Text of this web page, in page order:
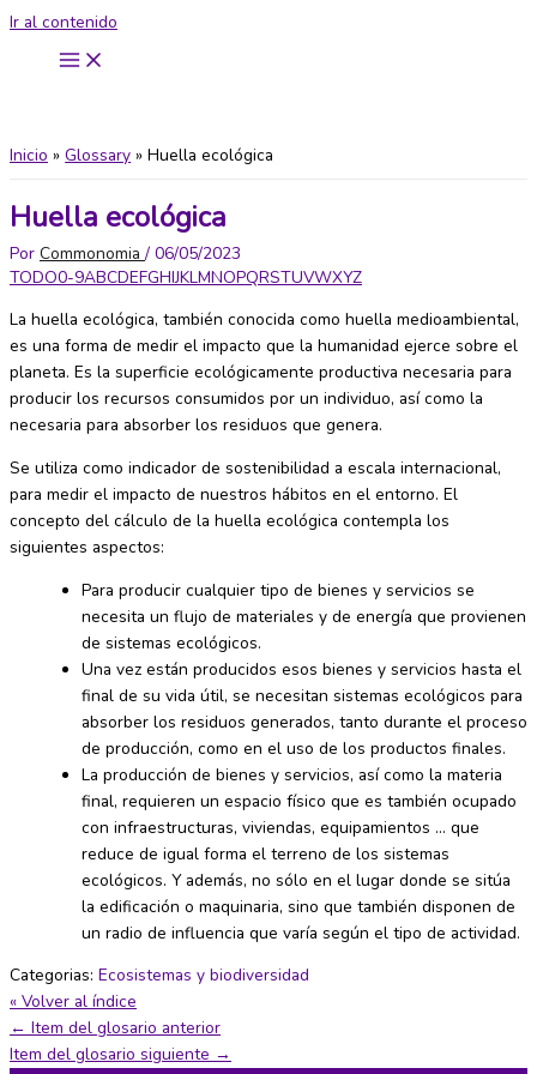
Ir al contenido
Inicio Glossary Huella ecológica
Huella ecológica
Por Commonomia / 06/05/2023
TODO0-9ABCDEFGHIJKLMNOPQRSTUVWXYZ
La huella ecológica, también conocida como huella medioambiental,
es una forma de medir el impacto que la humanidad ejerce sobre el
planeta. Es la superficie ecológicamente productiva necesaria para
producir los recursos consumidos por un individuo, así como la
necesaria para absorber los residuos que genera.
Se utiliza como indicador de sostenibilidad a escala internacional,
para medir el impacto de nuestros hábitos en el entorno. El
concepto del cálculo de la huella ecológica contempla los
siguientes aspectos:
Para producir cualquier tipo de bienes y servicios se
necesita un flujo de materiales y de energía que provienen
de sistemas ecológicos.
Una vez están producidos esos bienes y servicios hasta el
final de su vida útil, se necesitan sistemas ecológicos para
absorber los residuos generados, tanto durante el proceso
de producción, como en el uso de los productos finales.
La producción de bienes y servicios, así como la materia
final, requieren un espacio físico que es también ocupado
con infraestructuras, viviendas, equipamientos … que
reduce de igual forma el terreno de los sistemas
ecológicos. Y además, no sólo en el lugar donde se sitúa
la edificación o maquinaria, sino que también disponen de
un radio de influencia que varía según el tipo de actividad.
Categorias: Ecosistemas y biodiversidad
« Volver al índice
← Item del glosario anterior
Item del glosario siguiente →